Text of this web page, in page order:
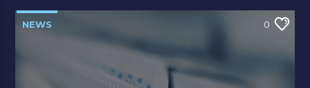
NEWS 0